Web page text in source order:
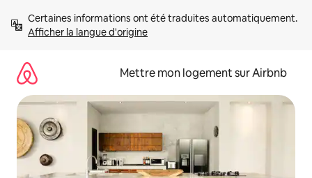
directement
Afficher la langue d'origine
Mettre mon logement sur Airbnb